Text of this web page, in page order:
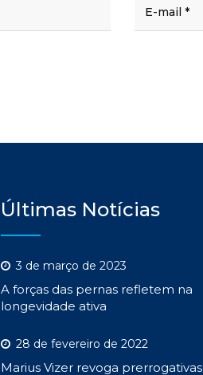
Últimas Notícias
3 de março de 2023
A forças das pernas refletem na
longevidade ativa
28 de fevereiro de 2022
Marius Vizer revoga prerrogativas